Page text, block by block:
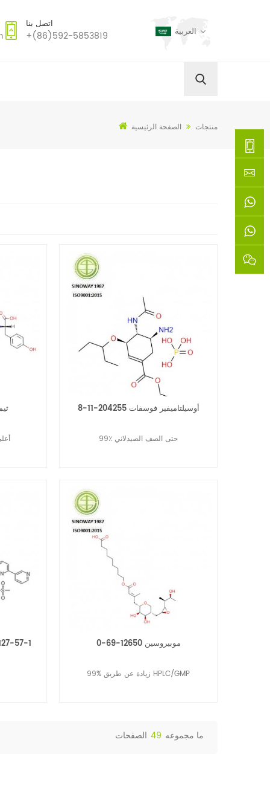
اتصل بنا
+(86)592-5853819 العربية
الصفحة الرئيسية منتجات
أوسيلتاميفير فوسفات 204255-11-8
99٪ حتى الصف الصيدلاني
57-1 موبيروسين 12650-69-0
99% زيادة عن طريق HPLC/GMP
ما مجموعه 49 الصفحات
5853819